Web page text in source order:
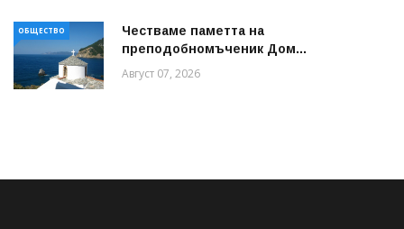
ОБЩЕСТВО
Честваме паметта на
преподобномъченик Дом...
Август 07, 2026